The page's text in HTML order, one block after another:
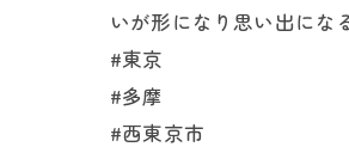
いが形になり思い出にな
#東京
#多摩
#西東京市